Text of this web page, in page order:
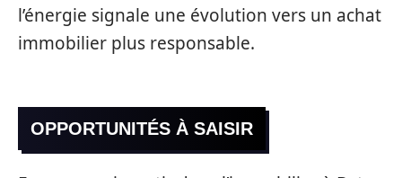
l’énergie signale une évolution vers un achat
immobilier plus responsable.
OPPORTUNITÉS À SAISIR